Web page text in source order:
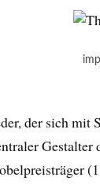
der sich mit
Gestalter